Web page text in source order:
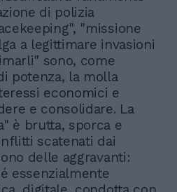
di polizia
"missione
a legittimare invasioni
sono, come
potenza, la molla
economici e
e consolidare. La
è brutta, sporca e
scatenati dai
delle aggravanti:
essenzialmente